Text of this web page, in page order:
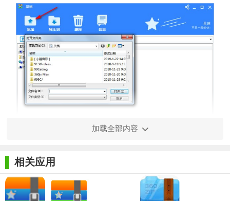
1. 支持多种压缩格式：星速压缩支持包括ZIP、RAR、7Z等在
内的超过50种常见压缩文件格式，用户无需安装多款软件即可应
对各种压缩需求。
加载全部内容
相关应用